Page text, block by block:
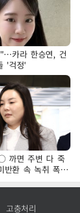
카라 한승연, 건
'걱정'
면 주변 다 죽
환 속 녹취 폭로
고충처리